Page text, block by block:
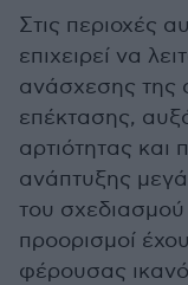
Στις περιοχές
επιχειρεί να
ανάσχεσης της
επέκτασης,
αρτιότητας και
ανάπτυξης
του σχεδιασμού
προορισμοί
φέρουσας